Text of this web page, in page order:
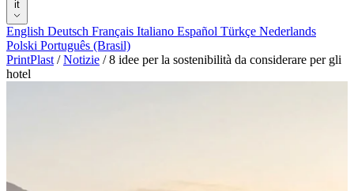
it
English Deutsch Français Italiano Español Türkçe Nederlands
Polski Português (Brasil)
PrintPlast / Notizie / 8 idee per la sostenibilità da considerare per gli
hotel